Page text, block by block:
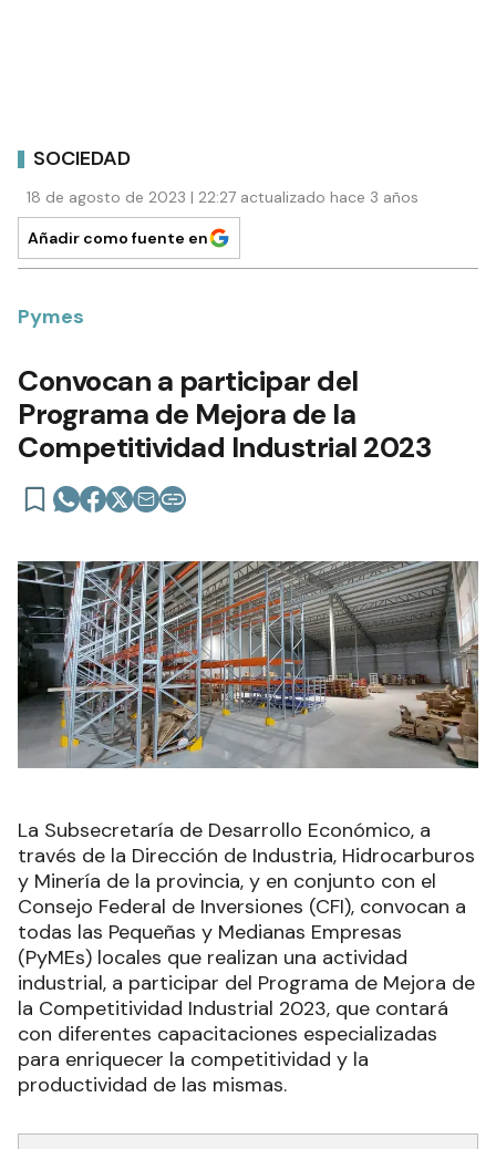
SOCIEDAD
18 de agosto de 2023 | 22:27 actualizado hace 3 años
Añadir como fuente en
Pymes
Convocan a participar del
Programa de Mejora de la
Competitividad Industrial 2023
La Subsecretaría de Desarrollo Económico, a
través de la Dirección de Industria, Hidrocarburos
y Minería de la provincia, y en conjunto con el
Consejo Federal de Inversiones (CFI), convocan a
todas las Pequeñas y Medianas Empresas
(PyMEs) locales que realizan una actividad
industrial, a participar del Programa de Mejora de
la Competitividad Industrial 2023, que contará
con diferentes capacitaciones especializadas
para enriquecer la competitividad y la
productividad de las mismas.